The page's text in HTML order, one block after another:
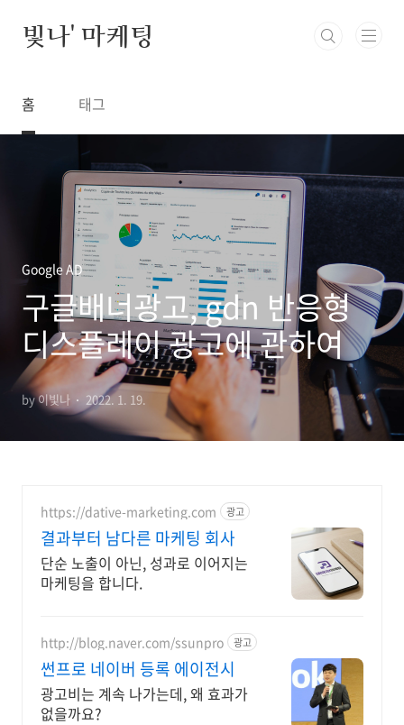
빛나' 마케팅
홈 태그
Google AD
구글배너광고, gdn 반응형
디스플레이 광고에 관하여
by 이빛나 2022. 1. 19.
https://dative-marketing.com 광고
결과부터 남다른 마케팅 회사
단순 노출이 아닌, 성과로 이어지는
마케팅을 합니다.
http://blog.naver.com/ssunpro 광고
썬프로 네이버 등록 에이전시
광고비는 계속 나가는데, 왜 효과가
없을까요?